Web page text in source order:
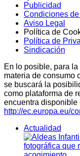
Publicidad
Condiciones
Aviso Legal
Política de
Política de
Sindicación
En lo posible, para
materia de consumo
se buscará la
como plataforma de
encuentra disponible
http://ec.europa.eu/
Actualidad